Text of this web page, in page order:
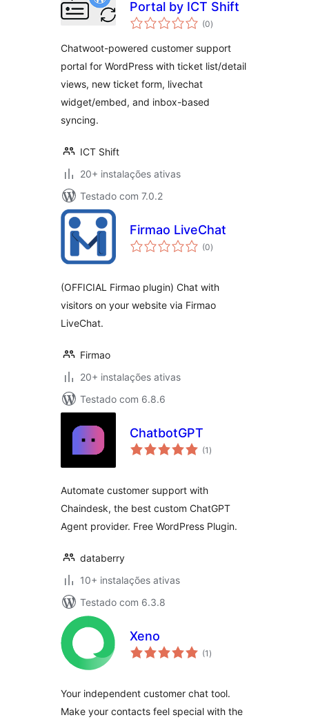
Portal by ICT Shift
(0avaliações
totais
)
Chatwoot-powered customer support
portal for WordPress with ticket list/detail
views, new ticket form, livechat
widget/embed, and inbox-based
syncing.
ICT Shift
20+ instalações ativas
Testado com 7.0.2
Firmao LiveChat
(0avaliações
totais
)
(OFFICIAL Firmao plugin) Chat with
visitors on your website via Firmao
LiveChat.
Firmao
20+ instalações ativas
Testado com 6.8.6
ChatbotGPT
(1 avaliações
totais
)
Automate customer support with
Chaindesk, the best custom ChatGPT
Agent provider. Free WordPress Plugin.
databerry
10+ instalações ativas
Testado com 6.3.8
Xeno
(1 avaliações
totais
)
Your independent customer chat tool.
Make your contacts feel special with the